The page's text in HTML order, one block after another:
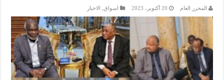
المحرر العام 20 أكتوبر، 2023 اسواق, الاخبار